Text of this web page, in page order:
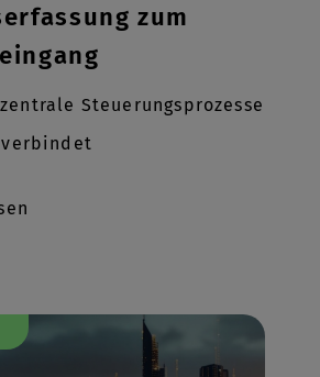
zum
zentrale Steuerungsprozesse